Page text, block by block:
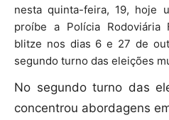
nesta quinta-feira, 19, hoje
proíbe a Polícia Rodoviária
blitze nos dias 6 e 27 de
segundo turno das eleições
No segundo turno das
concentrou abordagens